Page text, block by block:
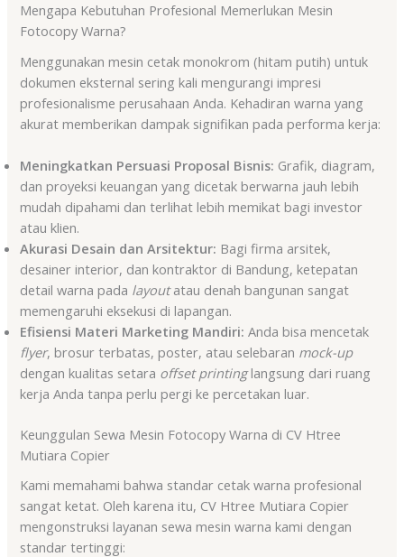
Mengapa Kebutuhan Profesional Memerlukan Mesin
Fotocopy Warna?
Menggunakan mesin cetak monokrom (hitam putih) untuk
dokumen eksternal sering kali mengurangi impresi
profesionalisme perusahaan Anda. Kehadiran warna yang
akurat memberikan dampak signifikan pada performa kerja:
Meningkatkan Persuasi Proposal Bisnis: Grafik, diagram,
dan proyeksi keuangan yang dicetak berwarna jauh lebih
mudah dipahami dan terlihat lebih memikat bagi investor
atau klien.
Akurasi Desain dan Arsitektur: Bagi firma arsitek,
desainer interior, dan kontraktor di Bandung, ketepatan
detail warna pada layoutatau denah bangunan sangat
memengaruhi eksekusi di lapangan.
Efisiensi Materi Marketing Mandiri: Anda bisa mencetak
flyer, brosur terbatas, poster, atau selebaran mock-up
dengan kualitas setara offset printinglangsung dari ruang
kerja Anda tanpa perlu pergi ke percetakan luar.
Keunggulan Sewa Mesin Fotocopy Warna di CV Htree
Mutiara Copier
Kami memahami bahwa standar cetak warna profesional
sangat ketat. Oleh karena itu, CV Htree Mutiara Copier
mengonstruksi layanan sewa mesin warna kami dengan
standar tertinggi: